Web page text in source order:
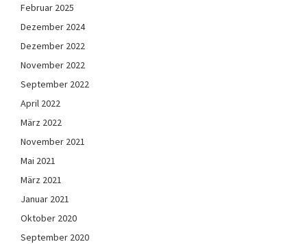
Februar 2025
Dezember 2024
Dezember 2022
November 2022
September 2022
April 2022
März 2022
November 2021
Mai 2021
März 2021
Januar 2021
Oktober 2020
September 2020